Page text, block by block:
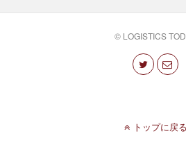
© LOGISTICS
トップに戻る